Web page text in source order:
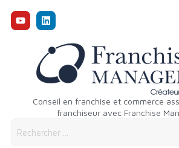
Conseil en franchise et commerce
franchiseur avec Franchise